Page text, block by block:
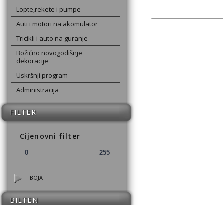
Lopte,rekete i pumpe
Auti i motori na akomulator
Tricikli i auto na guranje
Božićno novogodišnje
dekoracije
Uskršnji program
Administracija
FILTER
Cijenovni filter
BOJA
BILTEN